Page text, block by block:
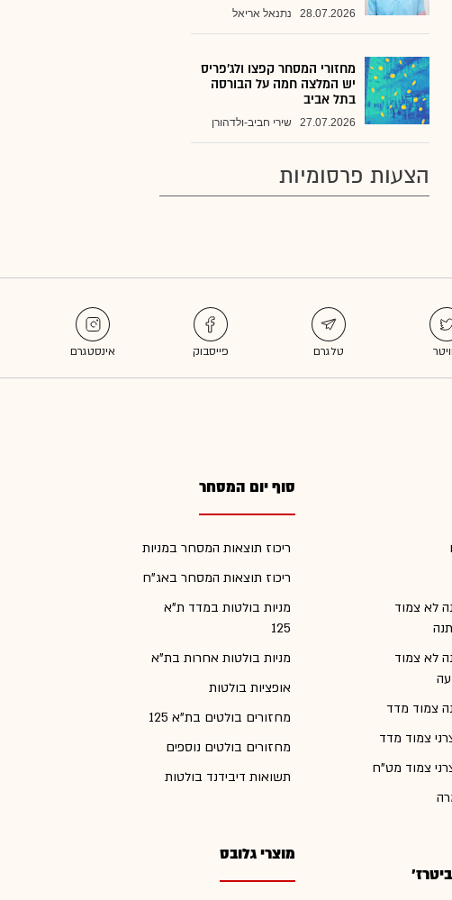
28.07.2026 נתנאל אריאל
מחזורי המסחר קפצו ולג'פריס
יש המלצה חמה על הבורסה
בתל אביב
27.07.2026 שירי חביב-ולדהורן
הצעות פרסומיות
לא צמוד
לא צמוד
צמוד מדד
צמוד מדד
צמוד מט"ח
סוף יום המסחר
ריכוז תוצאות המסחר במניות
ריכוז תוצאות המסחר באג"ח
מניות בולטות במדד ת"א
125
מניות בולטות אחרות בת"א
אופציות בולטות
מחזורים בולטים בת"א 125
מחזורים בולטים נוספים
תשואות דיבידנד בולטות
מוצרי גלובס